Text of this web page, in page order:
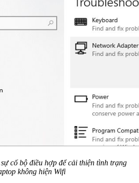
cố bộ điều hợp để cải thiện tình trạng
không hiện Wifi